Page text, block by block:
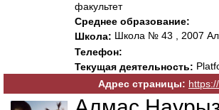
факультет
Среднее образование:
Школа: Школа № 43 , 2007
Телефон:
Текущая деятельность:
Адрес страницы: